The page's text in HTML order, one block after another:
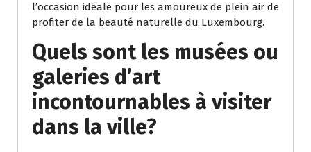
l’occasion idéale pour les amoureux de plein air de
profiter de la beauté naturelle du Luxembourg.
Quels sont les musées ou
galeries d’art
incontournables à visiter
dans la ville?